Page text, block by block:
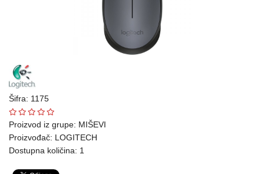
tehnika
Telefoni
oprema
Mrežna
Šifra: 1175
Proizvod iz grupe: MIŠEVI
Proizvođač: LOGITECH
Dostupna količina: 1